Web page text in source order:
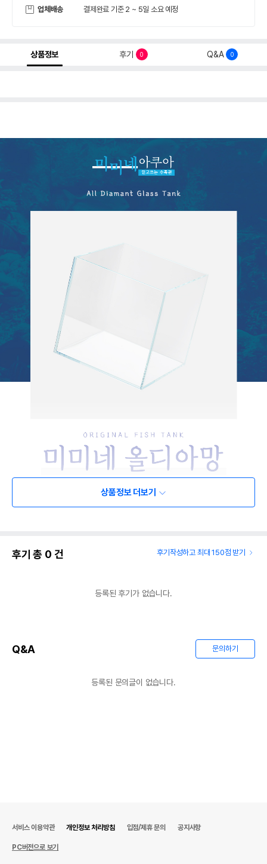
업체배송 결제완료 기준 2 ~ 5일 소요 예정
상품정보 후기 0 Q&A 0
상품정보 더보기
후기 총 0 건 후기작성하고 최대 150점 받기
등록된 후기가 없습니다.
Q&A 문의하기
등록된 문의글이 없습니다.
서비스 이용약관 개인정보 처리방침 입점/제휴 문의 공지사항
PC버전으로 보기